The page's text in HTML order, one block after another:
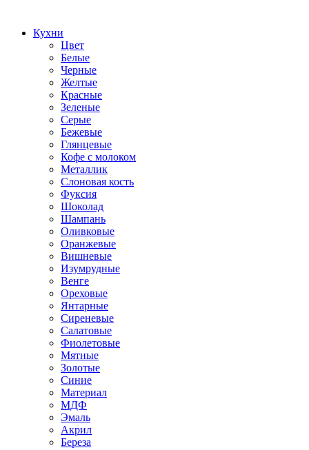
Кухни
Цвет
Белые
Черные
Желтые
Красные
Зеленые
Серые
Бежевые
Глянцевые
Кофе с молоком
Металлик
Слоновая кость
Фуксия
Шоколад
Шампань
Оливковые
Оранжевые
Вишневые
Изумрудные
Венге
Ореховые
Янтарные
Сиреневые
Салатовые
Фиолетовые
Мятные
Золотые
Синие
Материал
МДФ
Эмаль
Акрил
Береза